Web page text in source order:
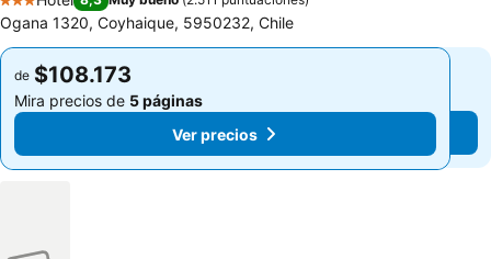
3 Estrellas
Ogana 1320, Coyhaique, 5950232, Chile
de $108.173
Mira precios de 5 páginas
Ver precios
de $108.173
Mira precios de 5 páginas
Ver precios